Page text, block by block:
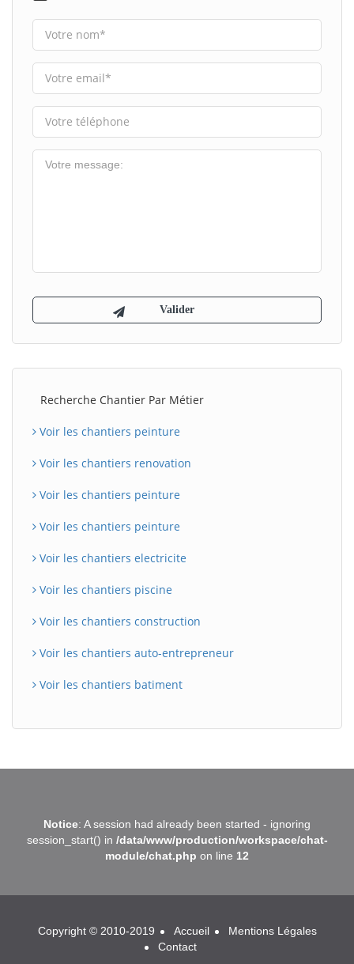
Recherche Chantier Par Métier
Voir les chantiers peinture
Voir les chantiers renovation
Voir les chantiers peinture
Voir les chantiers peinture
Voir les chantiers electricite
Voir les chantiers piscine
Voir les chantiers construction
Voir les chantiers auto-entrepreneur
Voir les chantiers batiment
Notice: A session had already been started - ignoring
session_start() in /data/www/production/workspace/chat-
module/chat.php on line 12
B
Assistant en ligne
Copyright © 2010-2019 Accueil
Mentions Légales
Contact